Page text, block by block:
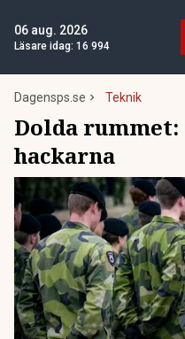
06 aug. 2026
Läsare idag: 16 994
Dagensps.se Teknik
Dolda rummet:
hackarna